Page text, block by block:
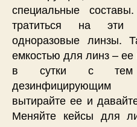
специальные
тратиться на эти
одноразовые линзы.
емкостью для линз –
в сутки с тем
вытирайте ее и
Меняйте кейсы для